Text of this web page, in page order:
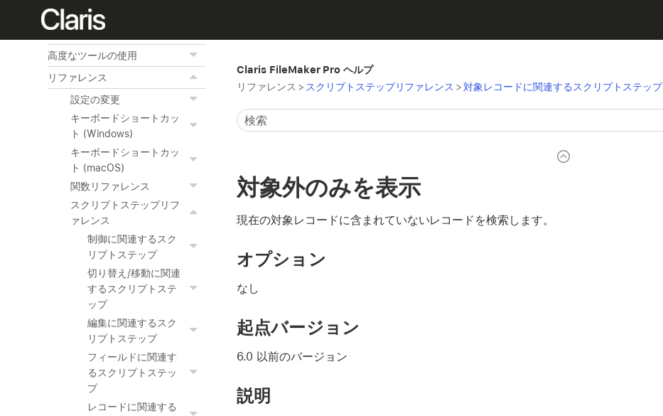
外部データソースへのアクセ
ス
高度なツールの使用
リファレンス
設定の変更
キーボードショートカッ
ト (Windows)
キーボードショートカッ
ト (macOS)
関数リファレンス
スクリプトステップリフ
ァレンス
制御に関連するスク
リプトステップ
切り替え/移動に関連
するスクリプトステ
ップ
編集に関連するスク
リプトステップ
フィールドに関連す
るスクリプトステッ
プ
レコードに関連する
Claris FileMaker Pro ヘルプ
リファレンス > スクリプトステップリファレンス >対象レコードに関連するスクリプトステップ
対象外のみを表示
現在の対象レコードに含まれていないレコードを検索します。
オプション
なし
起点バージョン
6.0 以前のバージョン
説明